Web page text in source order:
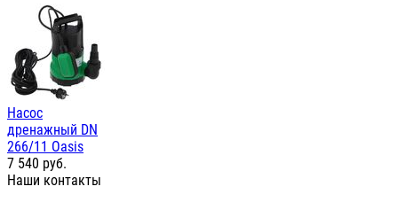
Насос
дренажный DN
266/11 Oasis
7 540 руб.
Наши контакты